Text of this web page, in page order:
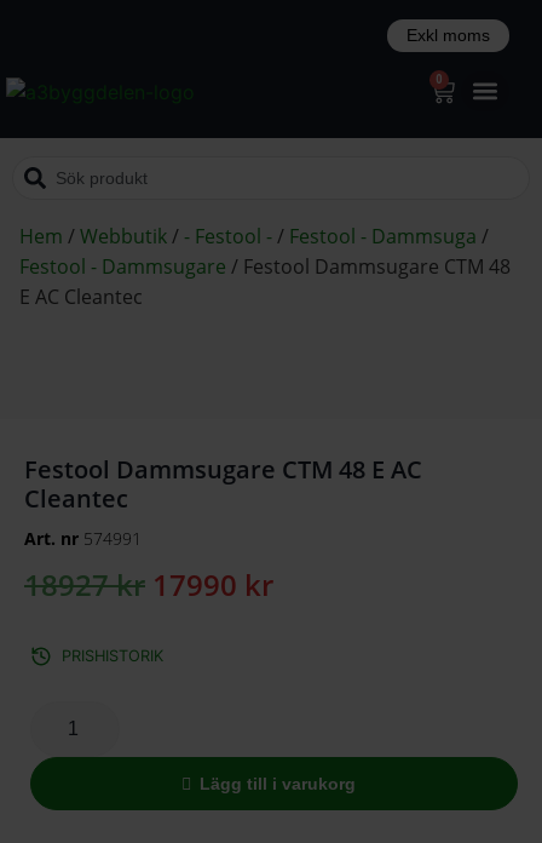
0
Hem /Webbutik/ - Festool -/ Festool - Dammsuga /
Festool - Dammsugare / Festool Dammsugare CTM 48
E AC Cleantec
Festool Dammsugare CTM 48 E AC
Cleantec
Art. nr 574991
18927kr 17990 kr
PRISHISTORIK
Lägg till i varukorg